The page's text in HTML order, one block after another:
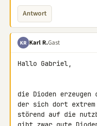
Antwort
KR Karl R.Gast
Hallo Gabriel,
die Dioden erzeugen
der sich dort extrem
störend auf die